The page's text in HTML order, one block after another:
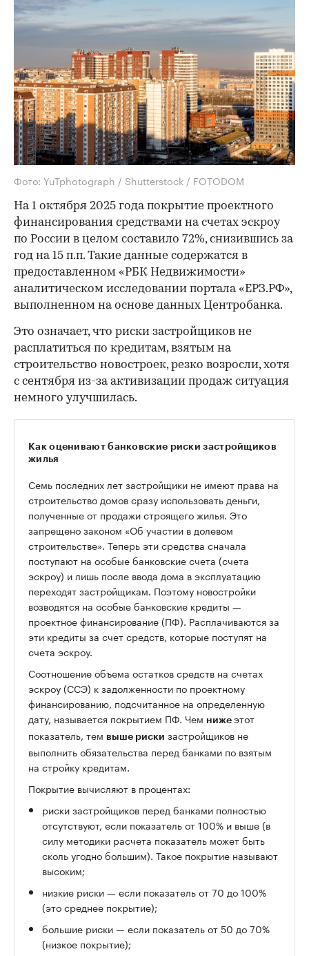
Фото: YuTphotograph / Shutterstock / FOTODOM
На 1 октября 2025 года покрытие проектного
финансирования средствами на счетах эскроу
по России в целом составило 72%, снизившись за
год на 15 п.п. Такие данные содержатся в
предоставленном «РБК Недвижимости»
аналитическом исследовании портала «ЕРЗ.РФ»,
выполненном на основе данных Центробанка.
Это означает, что риски застройщиков не
расплатиться по кредитам, взятым на
строительство новостроек, резко возросли, хотя
с сентября из-за активизации продаж ситуация
немного улучшилась.
Как оценивают банковские риски застройщиков
жилья
Семь последних лет застройщики не имеют права на
строительство домов сразу использовать деньги,
полученные от продажи строящего жилья. Это
запрещено законом «Об участии в долевом
строительстве». Теперь эти средства сначала
поступают на особые банковские счета (счета
эскроу) и лишь после ввода дома в эксплуатацию
переходят застройщикам. Поэтому новостройки
возводятся на особые банковские кредиты —
проектное финансирование (ПФ). Расплачиваются за
эти кредиты за счет средств, которые поступят на
счета эскроу.
Соотношение объема остатков средств на счетах
эскроу (ССЭ) к задолженности по проектному
финансированию, подсчитанное на определенную
дату, называется покрытием ПФ. Чем ниже этот
показатель, тем выше риски застройщиков не
выполнить обязательства перед банками по взятым
на стройку кредитам.
Покрытие вычисляют в процентах:
риски застройщиков перед банками полностью
отсутствуют, если показатель от 100% и выше (в
силу методики расчета показатель может быть
сколь угодно большим). Такое покрытие называют
высоким;
низкие риски — если показатель от 70 до 100%
(это среднее покрытие);
большие риски — если показатель от 50 до 70%
(низкое покрытие);